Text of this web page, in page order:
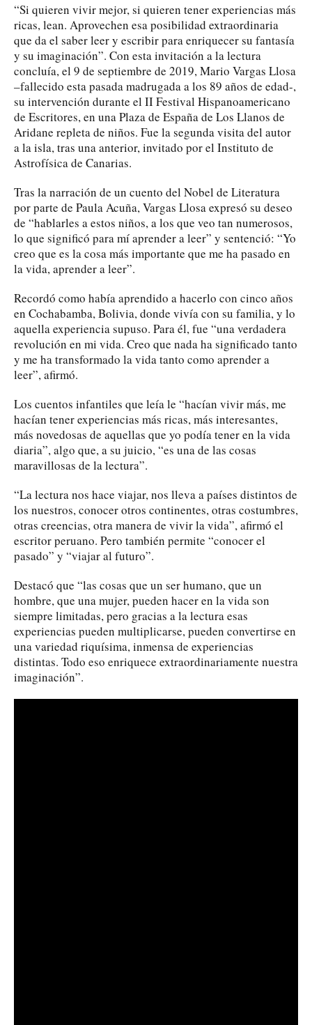
“Si quieren vivir mejor, si quieren tener experiencias más
ricas, lean. Aprovechen esa posibilidad extraordinaria
que da el saber leer y escribir para enriquecer su fantasía
y su imaginación”. Con esta invitación a la lectura
concluía, el 9 de septiembre de 2019, Mario Vargas Llosa
–fallecido esta pasada madrugada a los 89 años de edad-,
su intervención durante el II Festival Hispanoamericano
de Escritores, en una Plaza de España de Los Llanos de
Aridane repleta de niños. Fue la segunda visita del autor
a la isla, tras una anterior, invitado por el Instituto de
Astrofísica de Canarias.
Tras la narración de un cuento del Nobel de Literatura
por parte de Paula Acuña, Vargas Llosa expresó su deseo
de “hablarles a estos niños, a los que veo tan numerosos,
lo que significó para mí aprender a leer” y sentenció: “Yo
creo que es la cosa más importante que me ha pasado en
la vida, aprender a leer”.
Recordó como había aprendido a hacerlo con cinco años
en Cochabamba, Bolivia, donde vivía con su familia, y lo
aquella experiencia supuso. Para él, fue “una verdadera
revolución en mi vida. Creo que nada ha significado tanto
y me ha transformado la vida tanto como aprender a
leer”, afirmó.
Los cuentos infantiles que leía le “hacían vivir más, me
hacían tener experiencias más ricas, más interesantes,
más novedosas de aquellas que yo podía tener en la vida
diaria”, algo que, a su juicio, “es una de las cosas
maravillosas de la lectura”.
“La lectura nos hace viajar, nos lleva a países distintos de
los nuestros, conocer otros continentes, otras costumbres,
otras creencias, otra manera de vivir la vida”, afirmó el
escritor peruano. Pero también permite “conocer el
pasado” y “viajar al futuro”.
Destacó que “las cosas que un ser humano, que un
hombre, que una mujer, pueden hacer en la vida son
siempre limitadas, pero gracias a la lectura esas
experiencias pueden multiplicarse, pueden convertirse en
una variedad riquísima, inmensa de experiencias
distintas. Todo eso enriquece extraordinariamente nuestra
imaginación”.